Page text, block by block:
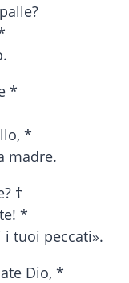
*
*
madre.
†
*
tuoi peccati».
Dio, *